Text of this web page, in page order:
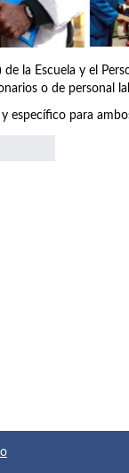
la Escuela y el
o de personal
específico para